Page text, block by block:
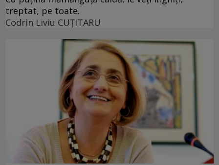
treptat, pe toate.
Codrin Liviu CUŢITARU